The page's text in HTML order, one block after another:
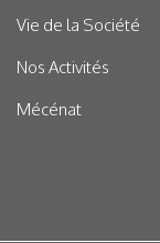
Vie de la Société
Nos Activités
Mécénat